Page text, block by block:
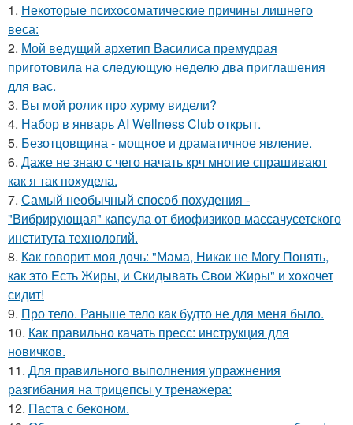
1. Некоторые психосоматические причины лишнего
веса:
2. Мой ведущий архетип Василиса премудрая
приготовила на следующую неделю два приглашения
для вас.
3. Вы мой ролик про хурму видели?
4. Набор в январь AI Wellness Club открыт.
5. Безотцовщина - мощное и драматичное явление.
6. Даже не знаю с чего начать крч многие спрашивают
как я так похудела.
7. Самый необычный способ похудения -
"Вибрирующая" капсула от биофизиков массачусетского
института технологий.
8. Как говорит моя дочь: "Мама, Никак не Могу Понять,
как это Есть Жиры, и Скидывать Свои Жиры" и хохочет
сидит!
9. Про тело. Раньше тело как будто не для меня было.
10. Как правильно качать пресс: инструкция для
новичков.
11. Для правильного выполнения упражнения
разгибания на трицепсы у тренажера:
12. Паста с беконом.